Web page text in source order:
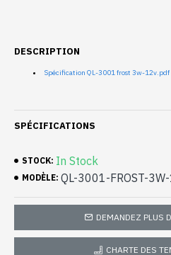
DESCRIPTION
Spécification QL-3001 frost 3w-12v.pdf
SPÉCIFICATIONS
STOCK: In Stock
MODÈLE: QL-3001-FROST-
DEMANDEZ PLUS
CHARTE DES